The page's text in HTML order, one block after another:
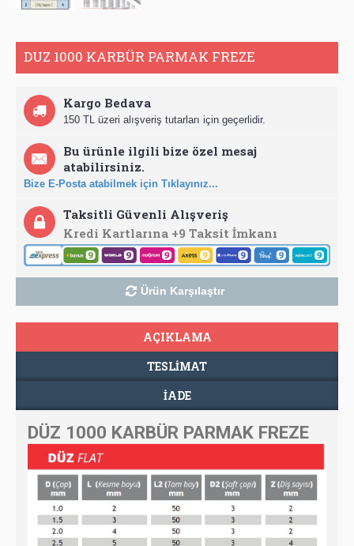
DUZ 1000 KARBÜR PARMAK FREZE
Kargo Bedava
150 TL üzeri alışveriş tutarları için geçerlidir.
Bu ürünle ilgili bize özel mesaj
atabilirsiniz.
Bize E-Posta atabilmek için Tıklayınız...
Taksitli Güvenli Alışveriş
Kredi Kartlarına +9 Taksit İmkanı
Ürün Karşılaştır
AÇIKLAMA
TESLIMAT
İADE
DÜZ 1000 KARBÜR PARMAK FREZE